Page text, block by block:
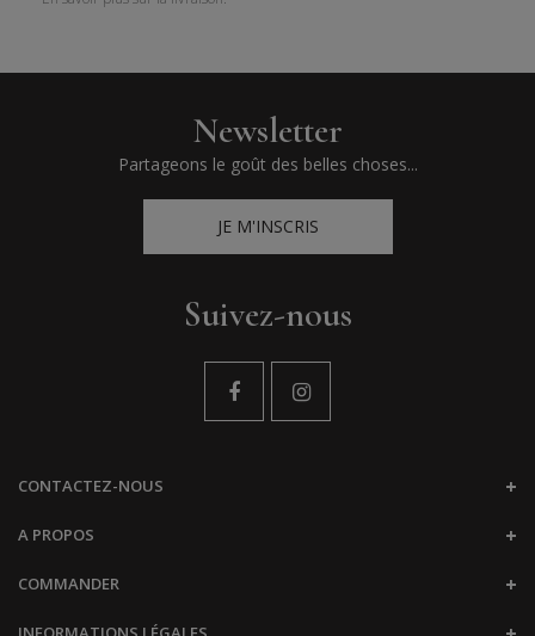
Newsletter
Partageons le goût des belles choses...
JE M'INSCRIS
Suivez-nous
CONTACTEZ-NOUS
A PROPOS
COMMANDER